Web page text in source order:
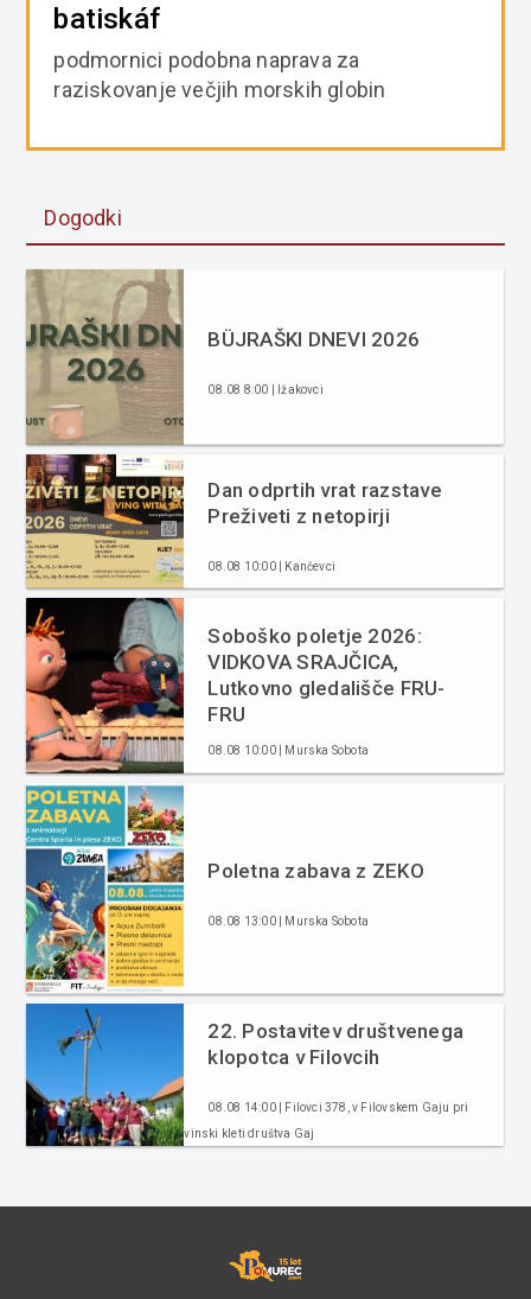
batiskáf
podmornici podobna naprava za
raziskovanje večjih morskih globin
Dogodki
BÜJRAŠKI DNEVI 2026
08.08 8:00 | Ižakovci
Dan odprtih vrat razstave
Preživeti z netopirji
08.08 10:00 | Kančevci
Soboško poletje 2026:
VIDKOVA SRAJČICA,
Lutkovno gledališče FRU-
FRU
08.08 10:00 | Murska Sobota
Poletna zabava z ZEKO
08.08 13:00 | Murska Sobota
22. Postavitev društvenega
klopotca v Filovcih
08.08 14:00 | Filovci 378, v Filovskem Gaju pri
vinski kleti društva Gaj